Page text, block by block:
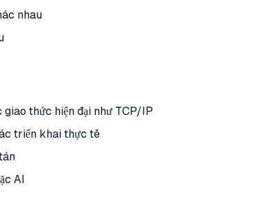
nhau
thức hiện đại như TCP/IP
triển khai thực tế
AI